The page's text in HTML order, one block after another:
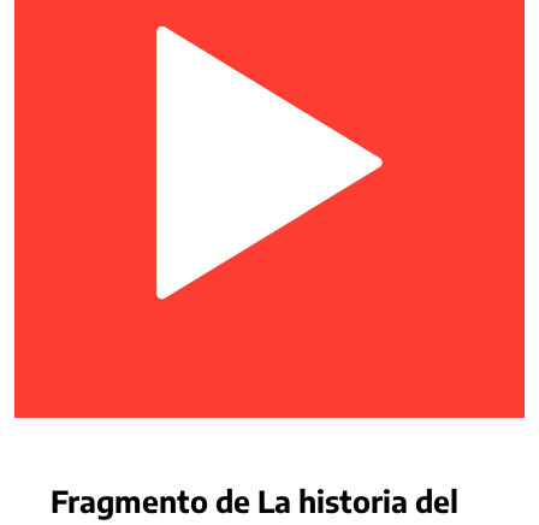
Fragmento de La historia del